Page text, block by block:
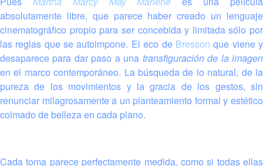
absolutamente libre, que parece haber creado un lenguaje
cinematográfico propio para ser concebida y limitada sólo por
las reglas que se autoimpone. El eco de Bresson que viene y
desaparece para dar paso a una transfiguración de la imagen
en el marco contemporáneo. La búsqueda de lo natural, de la
pureza de los movimientos y la gracia de los gestos, sin
renunciar milagrosamente a un planteamiento formal y estético
colmado de belleza en cada plano.
Cada toma parece perfectamente medida, como si todas ellas